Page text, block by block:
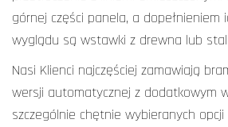
górnej części panela, a dopełnieniem
wyglądu są wstawki z drewna lub
Nasi Klienci najczęściej zamawiają
wersji automatycznej z dodatkowym
szczególnie chętnie wybieranych